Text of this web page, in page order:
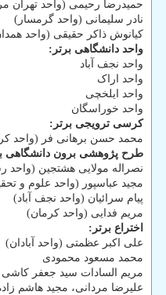
حمیدرضا رحیمی (واحد تهران
نادر سلیمانی (واحد گرمسار)
کیانوش ذاکر حقیقی (واحد
واحد دانشگاهی برتر:
واحد نجف آباد
واحد اراک
واحد ایلخچی
واحد خوراسگان
کرسی ترویجی برتر:
محمد حسن برهانی فر (واحد
طرح پژوهشی برون دانشگاهی
نصراله مولایی هشتجین
مجید عباسپور (واحد علوم و
پیام سرائیان (واحد نجف آباد)
مریم فدایی (واحد کرمان)
اختراع برتر:
علی اکبر عظمتی (واحد آبادان)
محمد مسعود محمودی
مریم السادات سید جعفر
علیرضا مردانی، مجید هاشم